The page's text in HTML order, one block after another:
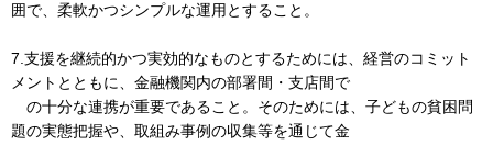
囲で、柔軟かつシンプルな運用とすること。
7.支援を継続的かつ実効的なものとするためには、経営のコミット
メントとともに、金融機関内の部署間・支店間で
の十分な連携が重要であること。そのためには、子どもの貧困問
題の実態把握や、取組み事例の収集等を通じて金